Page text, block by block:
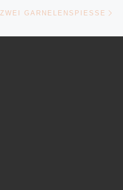
ZWEI GARNELENSPIESSE